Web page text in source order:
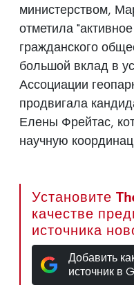
министерством,
отметила
гражданского
большой вклад в
Ассоциации
продвигала
Елены Фрейтас,
научную
Установите
качестве
источника
Добавить
источник в